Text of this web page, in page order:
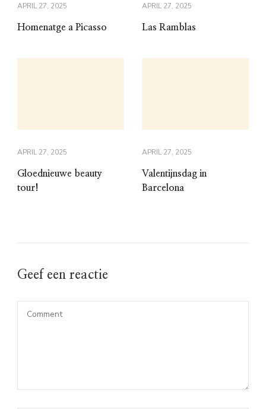
APRIL 27, 2025
Homenatge a Picasso
APRIL 27, 2025
Las Ramblas
APRIL 27, 2025
Gloednieuwe beauty
tour!
APRIL 27, 2025
Valentijnsdag in
Barcelona
Geef een reactie